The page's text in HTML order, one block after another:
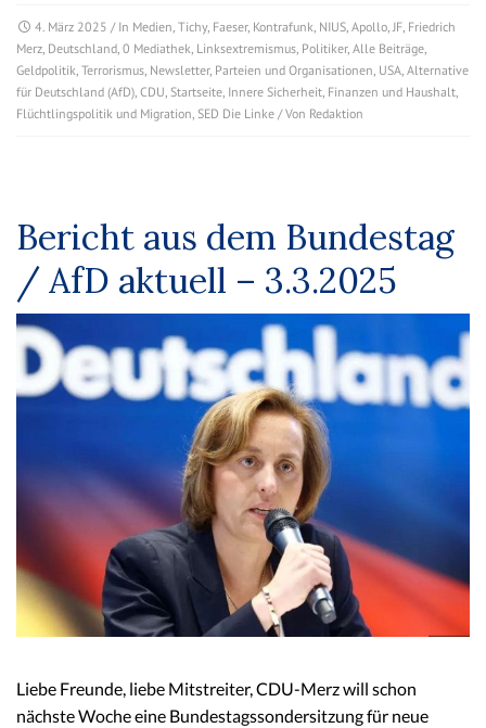
4. März 2025 / In Medien, Tichy, Faeser, Kontrafunk, NIUS, Apollo,JF, Friedrich
Merz, Deutschland, 0 Mediathek, Linksextremismus, Politiker, Alle Beiträge,
Geldpolitik, Terrorismus, Newsletter, Parteien und Organisationen, USA, Alternative
für Deutschland (AfD), CDU, Startseite, Innere Sicherheit, Finanzen und Haushalt,
Flüchtlingspolitik und Migration, SED Die Linke / Von Redaktion
Bericht aus dem Bundestag
/ AfD aktuell – 3.3.2025
Liebe Freunde, liebe Mitstreiter, CDU-Merz will schon
nächste Woche eine Bundestagssondersitzung für neue